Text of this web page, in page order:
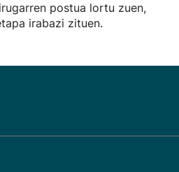
postua lortu zuen,
irabazi zituen.